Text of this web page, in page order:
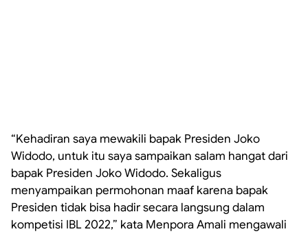
“Kehadiran saya mewakili bapak Presiden Joko
Widodo, untuk itu saya sampaikan salam hangat dari
bapak Presiden Joko Widodo. Sekaligus
menyampaikan permohonan maaf karena bapak
Presiden tidak bisa hadir secara langsung dalam
kompetisi IBL 2022,” kata Menpora Amali mengawali